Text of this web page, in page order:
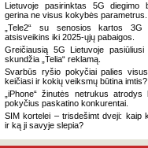
Lietuvoje pasirinktas 5G diegimo
gerina ne visus kokybės parametrus.
„Tele2“ su senosios kartos 3G
atsisveikins iki 2025-ųjų pabaigos.
Greičiausią 5G Lietuvoje pasiūliusi
skundžia „Telia“ reklamą.
Svarbūs ryšio pokyčiai palies
keičiasi ir kokių veiksmų būtina imtis?
„iPhone“ žinutės netrukus atrodys
pokyčius paskatino konkurentai.
SIM kortelei – trisdešimt dveji: kaip
ir ką ji savyje slepia?